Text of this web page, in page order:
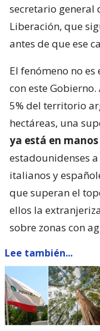
secretario general
Liberación, que
antes de que ese
El fenómeno no
con este
5% del territorio
hectáreas, una
ya está en
estadounidenses
italianos y
que superan el
ellos la
sobre zonas con
Lee también...